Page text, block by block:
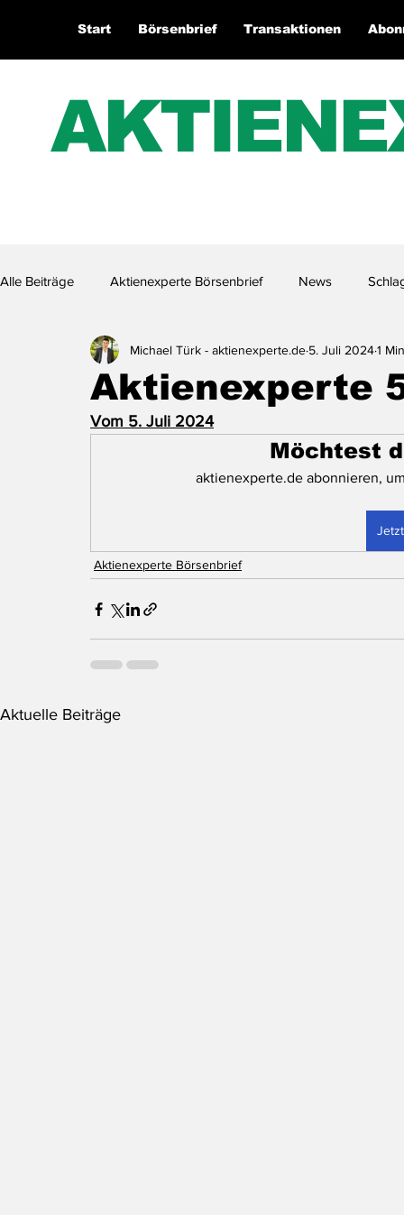
Start Börsenbrief Transaktionen
Alle Beiträge Aktienexperte Börsenbrief News
Aktienexperte.TV
Aktienexperte
Michael Türk - aktienexperte.de 5. Juli 20241
Vom 5. Juli 2024
Möchtest
aktienexperte.de abonnieren,
Aktienexperte Börsenbrief
Aktuelle Beiträge